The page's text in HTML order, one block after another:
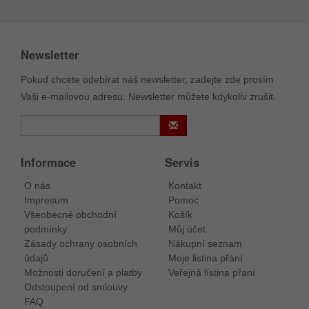
Newsletter
Pokud chcete odebírat náš newsletter, zadejte zde prosím
Vaši e-mailovou adresu. Newsletter můžete kdykoliv zrušit.
Informace
O nás
Impresum
Všeobecné obchodní
podmínky
Zásady ochrany osobních
údajů
Možnosti doručení a platby
Odstoupení od smlouvy
FAQ
Servis
Kontakt
Pomoc
Košík
Můj účet
Nákupní seznam
Moje listina přání
Veřejná lístina přaní